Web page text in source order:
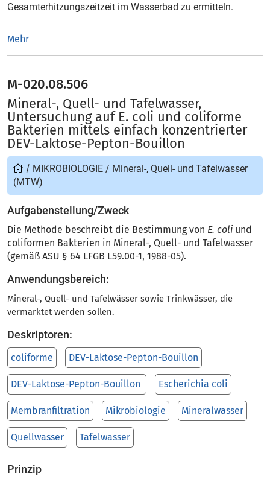
Gesamterhitzungszeitzeit im Wasserbad zu ermitteln.
Mehr
M-020.08.506
Mineral-, Quell- und Tafelwasser,
Untersuchung auf E. coli und coliforme
Bakterien mittels einfach konzentrierter
DEV-Laktose-Pepton-Bouillon
/ MIKROBIOLOGIE / Mineral-, Quell- und Tafelwasser
(MTW)
Aufgabenstellung/Zweck
Die Methode beschreibt die Bestimmung von E. coliund
coliformen Bakterien in Mineral-, Quell- und Tafelwasser
(gemäß ASU § 64 LFGB L59.00-1, 1988-05).
Anwendungsbereich:
Mineral-, Quell- und Tafelwässer sowie Trinkwässer, die
vermarktet werden sollen.
Deskriptoren:
coliforme DEV-Laktose-Pepton-Bouillon
DEV-Laktose-Pepton-Bouillon Escherichia coli
Membranfiltration Mikrobiologie Mineralwasser
Quellwasser Tafelwasser
Prinzip